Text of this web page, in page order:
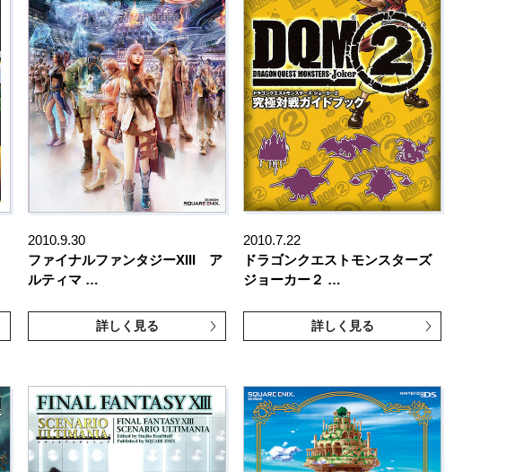
2010.9.30
ファイナルファンタジーXIII ア
ルティマ …
詳しく見る
2010.7.22
ドラゴンクエストモンスターズ
ジョーカー２ …
詳しく見る